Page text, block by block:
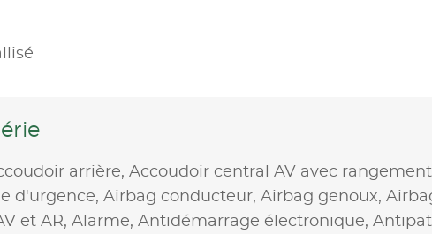
arrière, Accoudoir central AV avec
d'urgence, Airbag conducteur, Airbag genoux,
et AR, Alarme, Antidémarrage électronique,